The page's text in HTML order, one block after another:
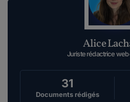
Alice
Juriste rédactrice web
31
Documents rédigés